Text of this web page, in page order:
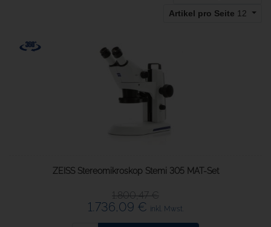
Artikel pro Seite 12
ZEISS Stereomikroskop Stemi 305 MAT-Set
1.800,47 €
1.736,09 € inkl. Mwst.